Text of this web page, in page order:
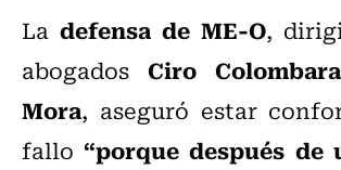
La defensa de ME-O,
abogados Ciro
Mora, aseguró estar
fallo“porque después de